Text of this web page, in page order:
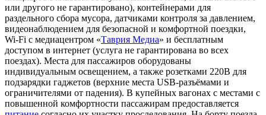
или другого не гарантировано), контейнерами для
раздельного сбора мусора, датчиками контроля за давлением,
видеонаблюдением для безопасной и комфортной поездки,
Wi-Fi с медиацентром «Таврия Медиа» и бесплатным
доступом в интернет (услуга не гарантирована во всех
поездах). Места для пассажиров оборудованы
индивидуальным освещением, а также розетками 220В для
подзарядки гаджетов (верхние места USB-разъёмами и
ограничителями от падения). В купейных вагонах с местами с
повышенной комфортности пассажирам предоставляется